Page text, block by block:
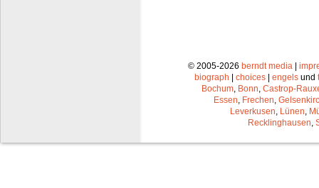
© 2005-2026 berndt media |
biograph | choices | engels und
Bochum Bonn Castrop-
Essen Frechen
Leverkusen Lünen
Recklinghausen